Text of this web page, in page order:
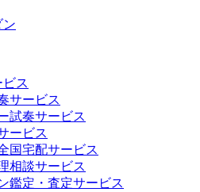
ン
ス
サービス
試奏サービス
ービス
国宅配サービス
相談サービス
鑑定・査定サービス